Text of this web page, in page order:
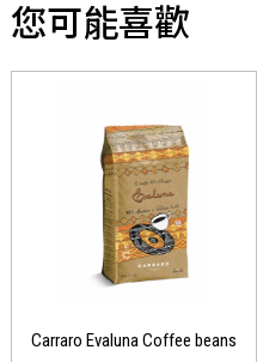
您可能喜歡
Carraro Evaluna Coffee beans